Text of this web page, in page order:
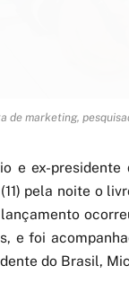
de marketing,
e ex-
pela noite o
e foi
do Brasil,